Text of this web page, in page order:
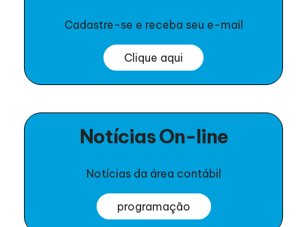
Cadastre-se e receba seu e-mail
Clique aqui
Notícias On-line
Notícias da área contábil
programação